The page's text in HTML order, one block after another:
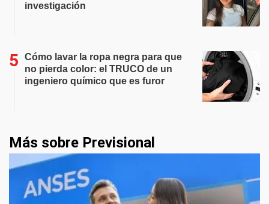
investigación
Cómo lavar la ropa negra para que
no pierda color: el TRUCO de un
ingeniero químico que es furor
Más sobre Previsional